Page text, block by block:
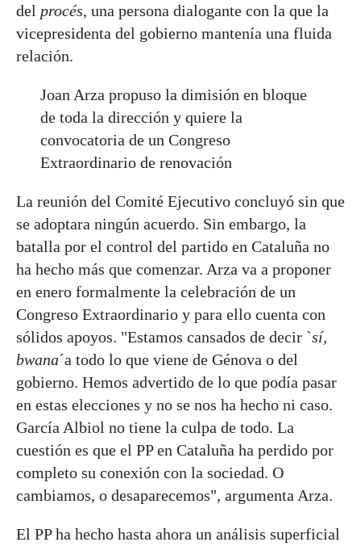
del procés, una persona dialogante con la que la
vicepresidenta del gobierno mantenía una fluida
relación.
Joan Arza propuso la dimisión en bloque
de toda la dirección y quiere la
convocatoria de un Congreso
Extraordinario de renovación
La reunión del Comité Ejecutivo concluyó sin que
se adoptara ningún acuerdo. Sin embargo, la
batalla por el control del partido en Cataluña no
ha hecho más que comenzar. Arza va a proponer
en enero formalmente la celebración de un
Congreso Extraordinario y para ello cuenta con
sólidos apoyos. "Estamos cansados de decir `sí,
bwana´a todo lo que viene de Génova o del
gobierno. Hemos advertido de lo que podía pasar
en estas elecciones y no se nos ha hecho ni caso.
García Albiol no tiene la culpa de todo. La
cuestión es que el PP en Cataluña ha perdido por
completo su conexión con la sociedad. O
cambiamos, o desaparecemos", argumenta Arza.
El PP ha hecho hasta ahora un análisis superficial